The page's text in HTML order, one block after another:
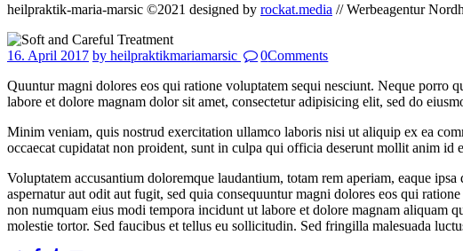
heilpraktik-maria-marsic ©2021 designed by rockat.media // Werbeagentur
16. April 2017 by heilpraktikmariamarsic 0Comments
Quuntur magni dolores eos qui ratione voluptatem sequi nesciunt. Neque porro
labore et dolore magnam dolor sit amet, consectetur adipisicing elit, sed do
Minim veniam, quis nostrud exercitation ullamco laboris nisi ut aliquip ex ea
occaecat cupidatat non proident, sunt in culpa qui officia deserunt mollit anim id
Voluptatem accusantium doloremque laudantium, totam rem aperiam, eaque
aspernatur aut odit aut fugit, sed quia consequuntur magni dolores eos qui
non numquam eius modi tempora incidunt ut labore et dolore magnam aliquam
molestie tortor. Sed faucibus et tellus eu sollicitudin. Sed fringilla malesuada